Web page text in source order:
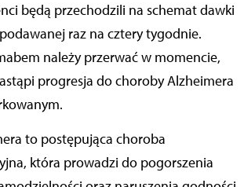
będą przechodzili na schemat dawki
raz na cztery tygodnie.
należy przerwać w momencie,
progresja do choroby Alzheimera
to postępująca choroba
która prowadzi do pogorszenia